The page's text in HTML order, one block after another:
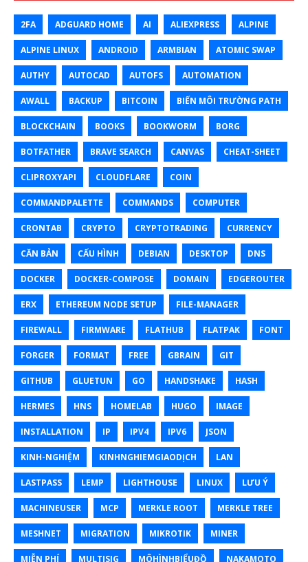
2FA ADGUARD HOME AI ALIEXPRESS ALPINE
ALPINE LINUX ANDROID ARMBIAN ATOMIC SWAP
AUTHY AUTOCAD AUTOFS AUTOMATION
AWALL BACKUP BITCOIN BIẾN MÔI TRƯỜNG PATH
BLOCKCHAIN BOOKS BOOKWORM BORG
BOTFATHER BRAVE SEARCH CANVAS CHEAT-SHEET
CLIPROXYAPI CLOUDFLARE COIN
COMMANDPALETTE COMMANDS COMPUTER
CRONTAB CRYPTO CRYPTOTRADING CURRENCY
CĂN BẢN CẤU HÌNH DEBIAN DESKTOP DNS
DOCKER DOCKER-COMPOSE DOMAIN EDGEROUTER
ERX ETHEREUM NODE SETUP FILE-MANAGER
FIREWALL FIRMWARE FLATHUB FLATPAK FONT
FORGER FORMAT FREE GBRAIN GIT
GITHUB GLUETUN GO HANDSHAKE HASH
HERMES HNS HOMELAB HUGO IMAGE
INSTALLATION IP IPV4 IPV6 JSON
KINH-NGHIỆM KINHNGHIEMGIAODỊCH LAN
LASTPASS LEMP LIGHTHOUSE LINUX LƯU Ý
MACHINEUSER MCP MERKLE ROOT MERKLE TREE
MESHNET MIGRATION MIKROTIK MINER
MIỄN PHÍ MULTISIG MÔHÌNHBIỂUĐỒ NAKAMOTO